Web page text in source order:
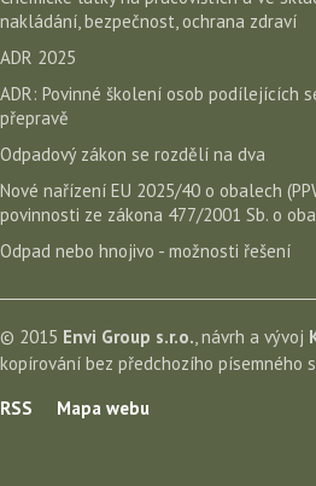
nakládání, bezpečnost, ochrana zdraví
ADR 2025
ADR: Povinné školení osob podílejících
přepravě
Odpadový zákon se rozdělí na dva
Nové nařízení EU 2025/40 o obalech
povinnosti ze zákona 477/2001 Sb. o
Odpad nebo hnojivo - možnosti řešení
© 2015 Envi Group s.r.o., návrh a vývoj
kopírování bez předchozího písemného
RSS
Mapa webu